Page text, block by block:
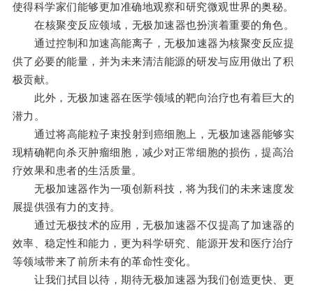
使得科学家们能够更加准确地观察和研究微观世界的奥秘。
在核聚变反应领域，无极加速器也扮演着重要的角色。
通过控制和加速高能离子，无极加速器为核聚变反应提
供了必要的能量，并为未来清洁能源的研发与应用做出了积
极贡献。
此外，无极加速器在医学领域的靶向治疗也有着巨大的
潜力。
通过将高能粒子束投射到癌细胞上，无极加速器能够实
现精确靶向杀灭肿瘤细胞，减少对正常细胞的损伤，提高治
疗效果和患者的生活质量。
无极加速器作为一项创新科技，将为我们的未来速度发
展提供强有力的支持。
通过无极技术的应用，无极加速器不仅提高了加速器的
效率、稳定性和能力，更为科学研究、能源开发和医疗治疗
等领域带来了前所未有的革命性变化。
让我们拭目以待，期待无极加速器为我们创造更快、更